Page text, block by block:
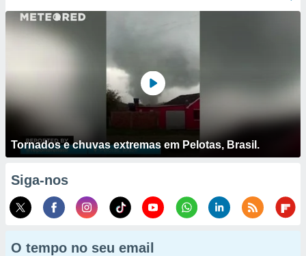
Tornados e chuvas extremas em Pelotas, Brasil.
Siga-nos
O tempo no seu email